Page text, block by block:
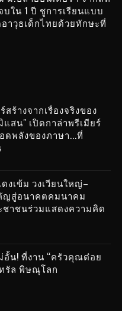
ใน 1 ปี ชูการเรียนแบบ
าวุธเด็กไทยด้วยทักษะที่
ร้างจากเรื่องจริงของ
สน" เปิดกาล่าพรีเมียร์
พลังของภาษา...ที่
งเข้ม วงเวียนใหญ่–
ญสู่อนาคตคมนาคม
ชาชนร่วมแสดงความคิด
น! ที่งาน “ครัวคุณต๋อย
รัล พิษณุโลก